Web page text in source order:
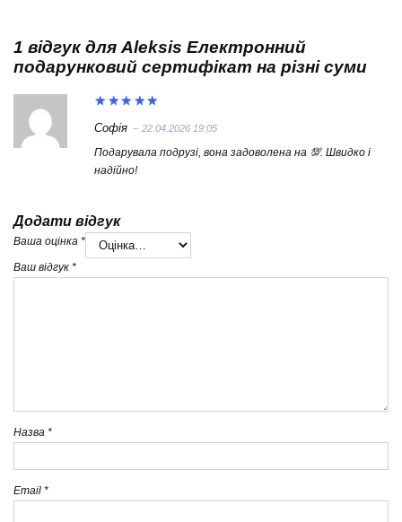
1 відгук для Aleksis Електронний
подарунковий сертифікат на різні суми
Оцінено
Софія – 22.04.2026 19:05
Подарувала подрузі, вона задоволена на 💯. Швидко і
надійно!
Додати відгук
Ваша оцінка *
Ваш відгук *
Назва *
Email *